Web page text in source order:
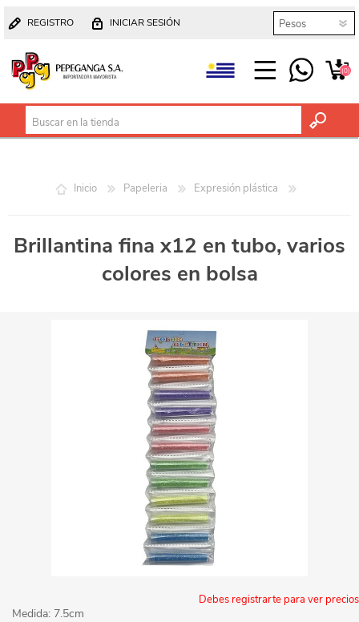
REGISTRO INICIAR SESIÓN
(0)
Inicio Papeleria Expresión plástica
Brillantina fina x12 en tubo, varios
colores en bolsa
Debes registrarte para ver precios
Medida: 7.5cm